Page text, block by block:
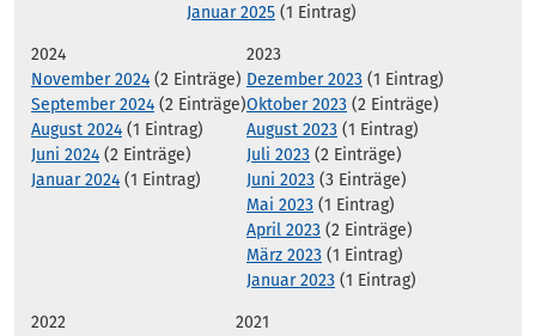
Januar 2025 (1 Eintrag)
2024
November 2024 (2 Einträge)
September 2024 (2 Einträge)
August 2024 (1 Eintrag)
Juni 2024 (2 Einträge)
Januar 2024 (1 Eintrag)
2023
Dezember 2023 (1 Eintrag)
Oktober 2023 (2 Einträge)
August 2023 (1 Eintrag)
Juli 2023 (2 Einträge)
Juni 2023 (3 Einträge)
Mai 2023 (1 Eintrag)
April 2023 (2 Einträge)
März 2023 (1 Eintrag)
Januar 2023 (1 Eintrag)
2022
2021